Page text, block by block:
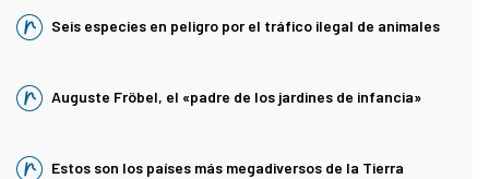
Seis especies en peligro por el tráfico ilegal de animales
Auguste Fröbel, el «padre de los jardines de infancia»
Estos son los países más megadiversos de la Tierra